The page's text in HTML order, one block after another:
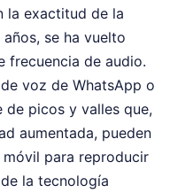
la exactitud de la
se ha vuelto
frecuencia de audio.
voz de WhatsApp o
de picos y valles que,
aumentada, pueden
para reproducir
la tecnología